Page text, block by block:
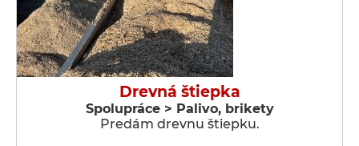
Drevná štiepka
Spolupráce > Palivo, brikety
Predám drevnu štiepku.